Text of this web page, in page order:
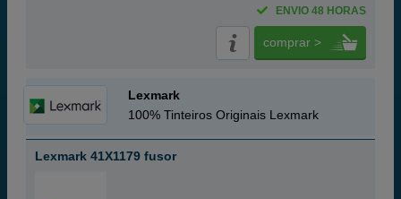
ENVIO 48 HORAS
comprar >
Lexmark
100% Tinteiros Originais Lexmark
Lexmark 41X1179 fusor